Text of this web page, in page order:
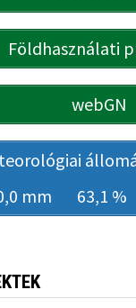
Földhasználati
webGN
mm
63,1